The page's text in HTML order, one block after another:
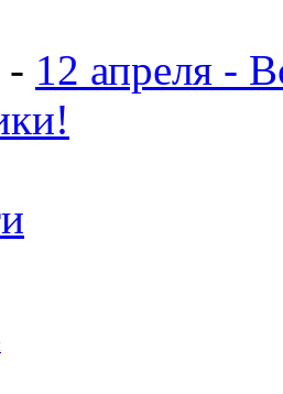
- 12 апреля -